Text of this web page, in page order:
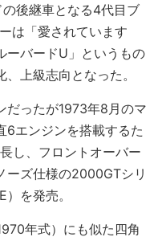
後継車となる4代目ブ
は「愛されています
ーバードU」というもの
上級志向となった。
ったが1973年8月のマ
6エンジンを搭載するた
し、フロントオーバー
ーズ仕様の2000GTシリ
を発売。
年式）にも似た四角